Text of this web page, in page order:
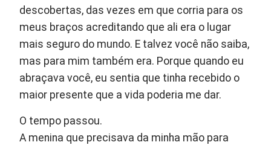
descobertas, das vezes em que corria para os
meus braços acreditando que ali era o lugar
mais seguro do mundo. E talvez você não saiba,
mas para mim também era. Porque quando eu
abraçava você, eu sentia que tinha recebido o
maior presente que a vida poderia me dar.
O tempo passou.
A menina que precisava da minha mão para